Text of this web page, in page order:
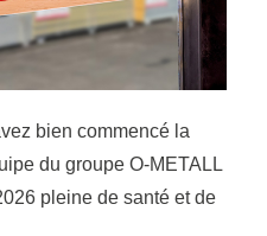
bien commencé la
du groupe O-METALL
pleine de santé et de